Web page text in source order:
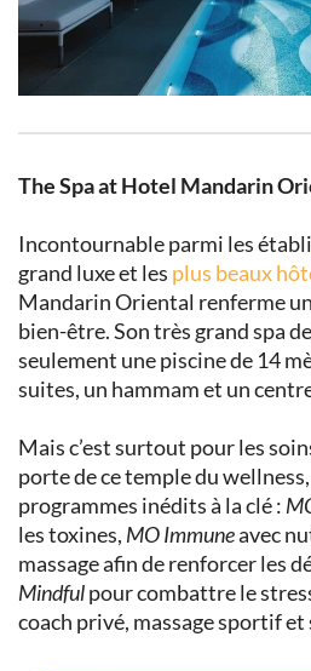
The Spa at Hotel Mandarin
Incontournable parmi les
grand luxe et les plus beaux
Mandarin Oriental renferme
bien-être. Son très grand spa
seulement une piscine de 14
suites, un hammam et un
Mais c’est surtout pour les
porte de ce temple du
programmes inédits à la clé :
les toxines, MO Immuneavec
massage afin de renforcer les
Mindfulpour combattre le
coach privé, massage sportif et